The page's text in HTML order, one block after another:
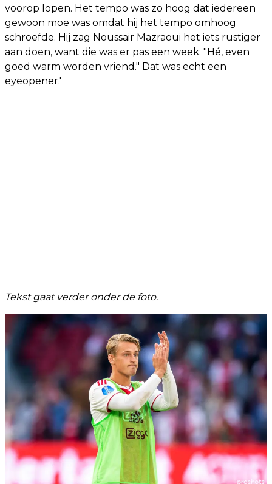
voorop lopen. Het tempo was zo hoog dat iedereen
gewoon moe was omdat hij het tempo omhoog
schroefde. Hij zag Noussair Mazraoui het iets rustiger
aan doen, want die was er pas een week: "Hé, even
goed warm worden vriend." Dat was echt een
eyeopener.'
Tekst gaat verder onder de foto.